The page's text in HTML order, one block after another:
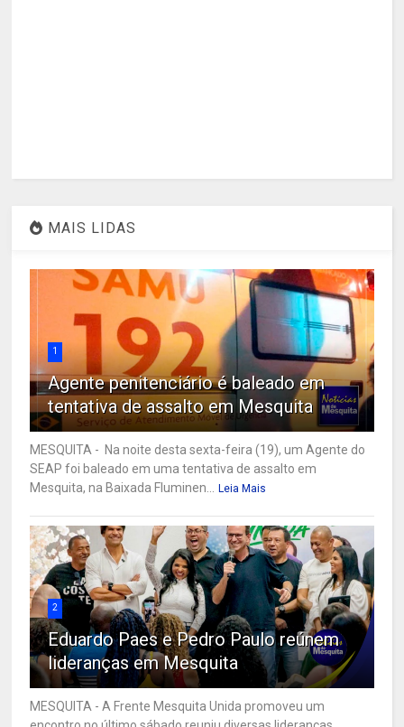
MAIS LIDAS
1
Agente penitenciário é baleado em
tentativa de assalto em Mesquita
MESQUITA - Na noite desta sexta-feira (19), um Agente do
SEAP foi baleado em uma tentativa de assalto em
Mesquita, na Baixada Fluminen... Leia Mais
2
Eduardo Paes e Pedro Paulo reúnem
lideranças em Mesquita
MESQUITA - A Frente Mesquita Unida promoveu um